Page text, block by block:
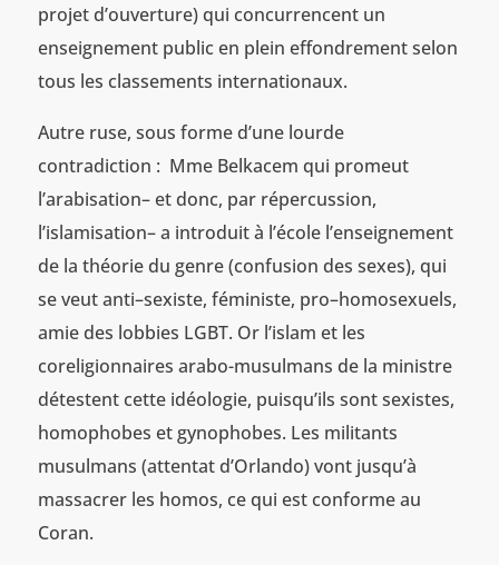
projet d’ouverture) qui concurrencent un
enseignement public en plein effondrement selon
tous les classements internationaux.
Autre ruse, sous forme d’une lourde
contradiction : Mme Belkacem qui promeut
l’arabisation– et donc, par répercussion,
l’islamisation– a introduit à l’école l’enseignement
de la théorie du genre (confusion des sexes), qui
se veut anti–sexiste, féministe, pro–homosexuels,
amie des lobbies LGBT. Or l’islam et les
coreligionnaires arabo-musulmans de la ministre
détestent cette idéologie, puisqu’ils sont sexistes,
homophobes et gynophobes. Les militants
musulmans (attentat d’Orlando) vont jusqu’à
massacrer les homos, ce qui est conforme au
Coran.